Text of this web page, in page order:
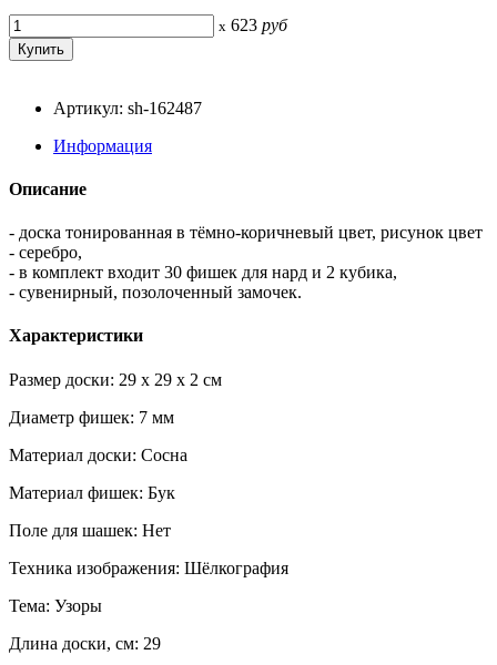
x 623 руб
Артикул: sh-162487
Информация
Описание
- доска тонированная в тёмно-коричневый цвет, рисунок цвет
- серебро,
- в комплект входит 30 фишек для нард и 2 кубика,
- сувенирный, позолоченный замочек.
Характеристики
Размер доски: 29 x 29 x 2 см
Диаметр фишек: 7 мм
Материал доски: Сосна
Материал фишек: Бук
Поле для шашек: Нет
Техника изображения: Шёлкография
Тема: Узоры
Длина доски, см: 29